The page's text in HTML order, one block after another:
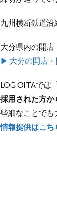
九州横断鉄道沿
大分県内の開店
▶ 大分の開店・
LOG OITAでは
採用された方か
些細なことでも
情報提供はこち